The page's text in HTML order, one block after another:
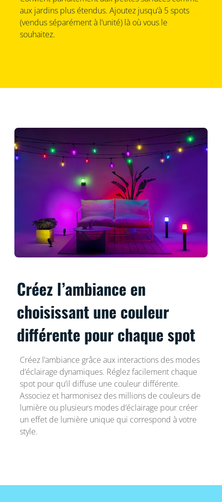
aux jardins plus étendus. Ajoutez jusqu’à 5 spots
(vendus séparément à l’unité) là où vous le
souhaitez.
Créez l’ambiance en
choisissant une couleur
différente pour chaque spot
Créez l’ambiance grâce aux interactions des modes
d’éclairage dynamiques. Réglez facilement chaque
spot pour qu’il diffuse une couleur différente.
Associez et harmonisez des millions de couleurs de
lumière ou plusieurs modes d’éclairage pour créer
un effet de lumière unique qui correspond à votre
style.